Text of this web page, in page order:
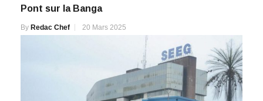
Pont sur la Banga
By Redac Chef 20 Mars 2025